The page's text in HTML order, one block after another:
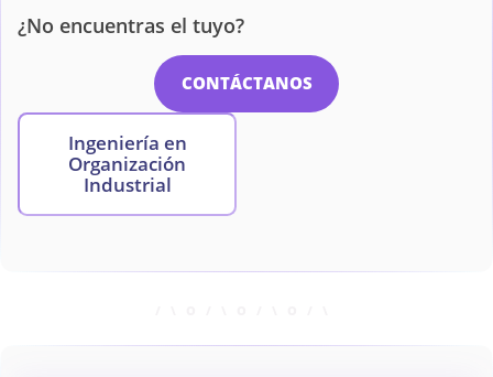
¿No encuentras el tuyo?
CONTÁCTANOS
Ingeniería en
Organización
Industrial